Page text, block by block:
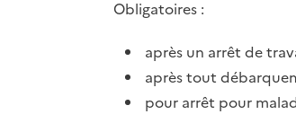
Obligatoires :
après un arrêt de
après tout
pour arrêt pour